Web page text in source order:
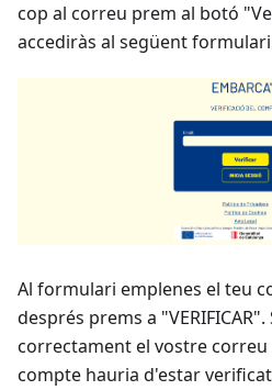
cop al correu prem al botó
accediràs al següent
Al formulari emplenes el teu
després prems a
correctament el vostre
compte hauria d'estar